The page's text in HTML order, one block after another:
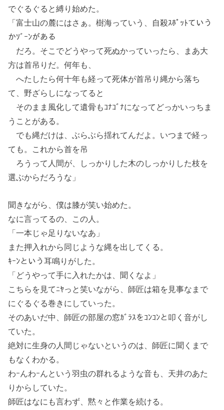
でぐるぐると縛り始めた。
「富士山の麓にはさぁ。樹海っていう、自殺ｽﾎﾟｯﾄていう
かｿﾞｰﾝがある
だろ。そこでどうやって死ぬかっていったら、まあ大
方は首吊りだ。何年も、
へたしたら何十年も経って死体が首吊り縄から落ち
て、野ざらしになってると
そのまま風化して遺骨もｺﾅｺﾞﾅになってどっかいっちま
うことがある。
でも縄だけは、ぶらぶら揺れてんだよ。いつまで経っ
ても。これから首を吊
ろうって人間が、しっかりした木のしっかりした枝を
選ぶからだろうな」
聞きながら、僕は膝が笑い始めた。
なに言ってるの、この人。
「一本じゃ足りないなあ」
また押入れから同じような縄を出してくる。
ｷｰﾝという耳鳴りがした。
「どうやって手に入れたかは、聞くなよ」
こちらを見てﾆﾔっと笑いながら、師匠は箱を見事なまで
にぐるぐる巻きにしていった。
そのあいだ中、師匠の部屋の窓ｶﾞﾗｽをｺﾝｺﾝと叩く音がし
ていた。
絶対に生身の人間じゃないというのは、師匠に聞くまで
もなくわかる。
わｰんわｰんという羽虫の群れるような音も、天井のあた
りからしていた。
師匠はなにも言わず、黙々と作業を続ける。